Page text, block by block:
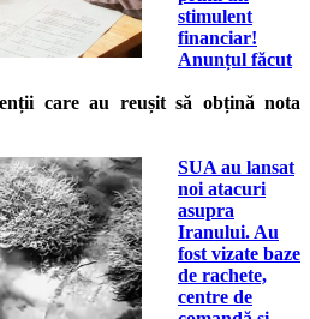
stimulent
financiar!
Anunțul făcut
care au reușit să obțină nota
SUA au lansat
noi atacuri
asupra
Iranului. Au
fost vizate baze
de rachete,
centre de